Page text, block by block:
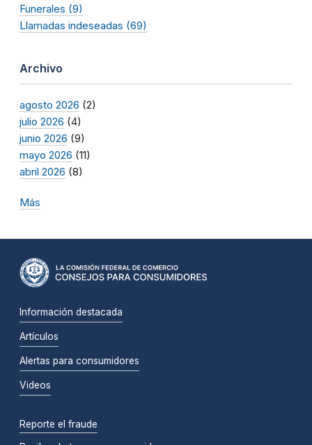
Funerales (9)
Llamadas indeseadas (69)
Archivo
agosto 2026 (2)
julio 2026 (4)
junio 2026 (9)
mayo 2026 (11)
abril 2026 (8)
Más
Información destacada
Artículos
Alertas para consumidores
Videos
Reporte el fraude